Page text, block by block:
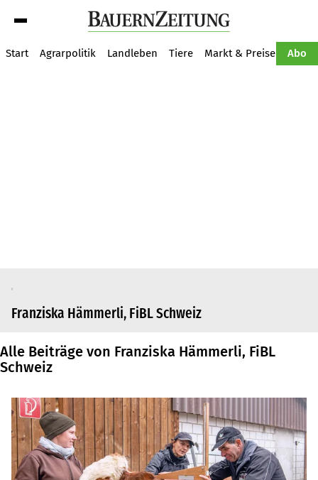
Start Agrarpolitik Landleben Tiere Markt & Preise Abo
Franziska Hämmerli, FiBL Schweiz
Alle Beiträge von Franziska Hämmerli, FiBL
Schweiz